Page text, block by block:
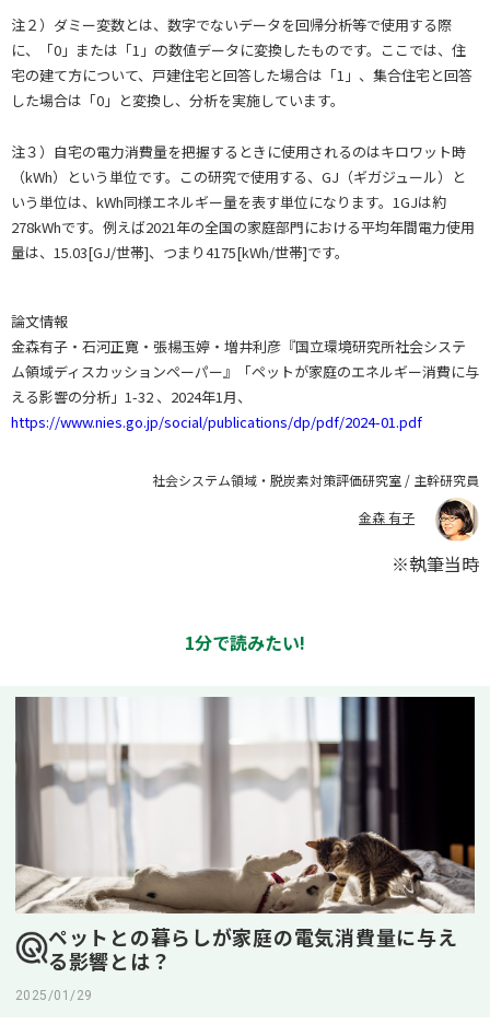
注２）ダミー変数とは、数字でないデータを回帰分析等で使用する際
に、「0」または「1」の数値データに変換したものです。ここでは、住
宅の建て方について、戸建住宅と回答した場合は「1」、集合住宅と回答
した場合は「0」と変換し、分析を実施しています。
注３）自宅の電力消費量を把握するときに使用されるのはキロワット時
（kWh）という単位です。この研究で使用する、GJ（ギガジュール）と
いう単位は、kWh同様エネルギー量を表す単位になります。1GJは約
278kWhです。例えば2021年の全国の家庭部門における平均年間電力使用
量は、15.03[GJ/世帯]、つまり4175[kWh/世帯]です。
論文情報
金森有子・石河正寛・張楊玉婷・増井利彦『国立環境研究所社会システ
ム領域ディスカッションペーパー』「ペットが家庭のエネルギー消費に与
える影響の分析」1-32 、2024年1月、
https://www.nies.go.jp/social/publications/dp/pdf/2024-01.pdf
社会システム領域・脱炭素対策評価研究室 / 主幹研究員
金森 有子
※執筆当時
1分で読みたい!
ペットとの暮らしが家庭の電気消費量に与え
る影響とは？
2025/01/29